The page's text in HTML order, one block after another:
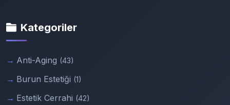
Kategoriler
Anti-Aging (43)
Burun Estetiği (1)
Estetik Cerrahi (42)